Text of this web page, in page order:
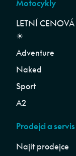
Motocykly
LETNÍ
☀︎
Adventure
Naked
Sport
A2
Prodejci a servis
Najít prodejce